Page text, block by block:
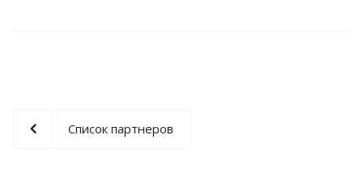
Список партнеров